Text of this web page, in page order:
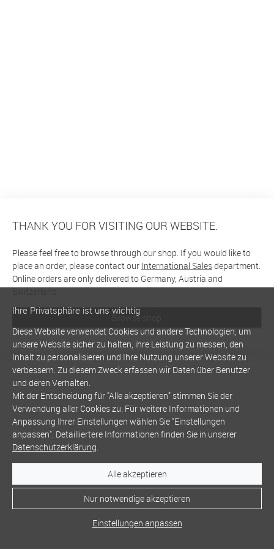
THANK YOU FOR VISITING OUR WEBSITE.
Please feel free to browse through our shop. If you would like to
place an order, please contact our International Salesdepartment.
Online orders are only delivered to Germany, Austria and
Switzerland
Browse shop
Ihre Privatsphäre ist uns wichtig
Diese Website verwendet Cookies und andere Technologien, um
unsere Website sicher zu halten, ihre Leistung zu messen, den
Inhalt zu personalisieren und Ihre Nutzung unserer Website zu
verbessern. Zu diesem Zweck erfassen wir Daten über Benutzer
und deren Verhalten.
Mit der Entscheidung für "Alle akzeptieren" stimmen Sie der
Verwendung aller Cookies zu. Für weitere Informationen und
Anpassung Ihrer Einstellungen wählen Sie "Einstellungen
anpassen". Detailliertere Informationen finden Sie in unserer
Datenschutzerklärung.
Alle akzeptieren
Nur notwendige akzeptieren
Einstellungen anpassen